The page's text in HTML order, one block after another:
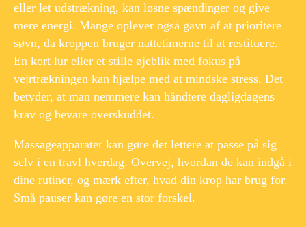
eller let udstrækning, kan løsne spændinger og give
mere energi. Mange oplever også gavn af at prioritere
søvn, da kroppen bruger nattetimerne til at restituere.
En kort lur eller et stille øjeblik med fokus på
vejrtrækningen kan hjælpe med at mindske stress. Det
betyder, at man nemmere kan håndtere dagligdagens
krav og bevare overskuddet.
Massageapparater kan gøre det lettere at passe på sig
selv i en travl hverdag. Overvej, hvordan de kan indgå i
dine rutiner, og mærk efter, hvad din krop har brug for.
Små pauser kan gøre en stor forskel.